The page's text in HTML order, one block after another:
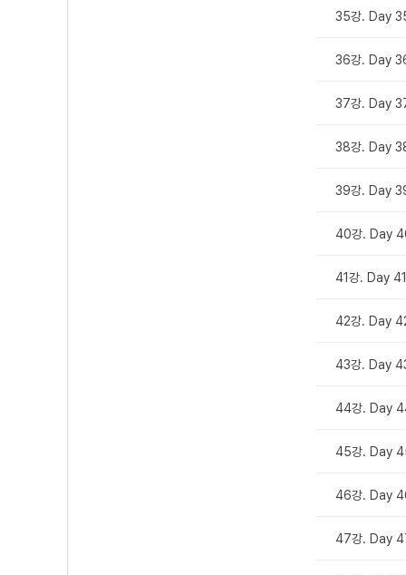
35강. Day
36강. Day
37강. Day
38강. Day
39강. Day
40강. Day
41강. Day 41
42강. Day
43강. Day
44강. Day
45강. Day
46강. Day
47강. Day